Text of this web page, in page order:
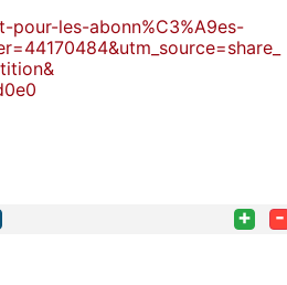
pour-les-abonn%C3%A9es-
44170484&utm_source=share_
+ -